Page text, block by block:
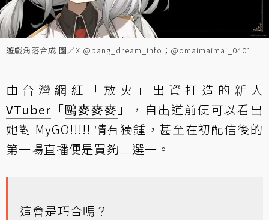
遊戲角落合成 圖／X @bang_dream_info；@omaimaimai_0401
由台灣網紅「放火」出資打造的新人
VTuber 「鷗麥麥麥 」，自出道前便可以看出
她對 MyGO!!!!! 情有獨鍾，甚至在初配信後的
第一場直播便是買夠二選一。
這會是巧合嗎？